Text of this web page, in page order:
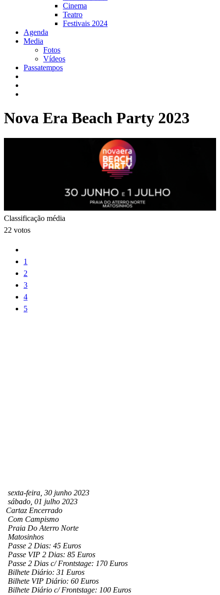
Cinema
Teatro
Festivais 2024
Agenda
Media
Fotos
Vídeos
Passatempos
Nova Era Beach Party 2023
Classificação média
22 votos
1
2
3
4
5
sexta-feira, 30 junho 2023
sábado, 01 julho 2023
Cartaz Encerrado
Com Campismo
Praia Do Aterro Norte
Matosinhos
Passe 2 Dias: 45 Euros
Passe VIP 2 Dias: 85 Euros
Passe 2 Dias c/ Frontstage: 170 Euros
Bilhete Diário: 31 Euros
Bilhete VIP Diário: 60 Euros
Bilhete Diário c/ Frontstage: 100 Euros